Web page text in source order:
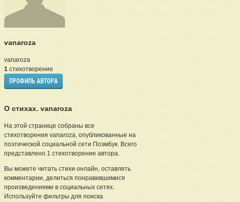
vanaroza
vanaroza
1стихотворение
ПРОФИЛЬ АВТОРА
О стихах. vanaroza
На этой странице собраны все
стихотворения vanaroza, опубликованные на
поэтической социальной сети Поэмбук. Всего
представлено 1 стихотворение автора.
Вы можете читать стихи онлайн, оставлять
комментарии, делиться понравившимися
произведениями в социальных сетях.
Используйте фильтры для поиска